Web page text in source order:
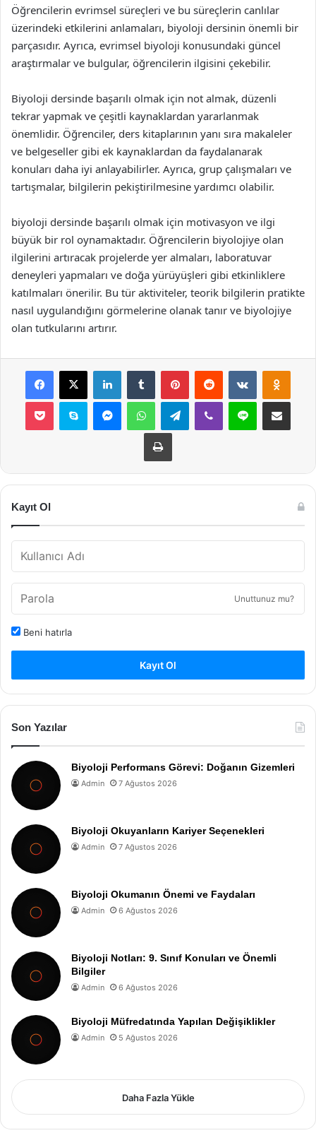
Öğrencilerin evrimsel süreçleri ve bu süreçlerin canlılar
üzerindeki etkilerini anlamaları, biyoloji dersinin önemli bir
parçasıdır. Ayrıca, evrimsel biyoloji konusundaki güncel
araştırmalar ve bulgular, öğrencilerin ilgisini çekebilir.
Biyoloji dersinde başarılı olmak için not almak, düzenli
tekrar yapmak ve çeşitli kaynaklardan yararlanmak
önemlidir. Öğrenciler, ders kitaplarının yanı sıra makaleler
ve belgeseller gibi ek kaynaklardan da faydalanarak
konuları daha iyi anlayabilirler. Ayrıca, grup çalışmaları ve
tartışmalar, bilgilerin pekiştirilmesine yardımcı olabilir.
biyoloji dersinde başarılı olmak için motivasyon ve ilgi
büyük bir rol oynamaktadır. Öğrencilerin biyolojiye olan
ilgilerini artıracak projelerde yer almaları, laboratuvar
deneyleri yapmaları ve doğa yürüyüşleri gibi etkinliklere
katılmaları önerilir. Bu tür aktiviteler, teorik bilgilerin pratikte
nasıl uygulandığını görmelerine olanak tanır ve biyolojiye
olan tutkularını artırır.
Facebook
X LinkedInTumblr PinterestReddit VKontakte
Pocket Skype MessengerWhatsAppTelegramViber Line E-Posta ile
Yazdır
Kayıt Ol
Unuttunuz mu?
Beni hatırla
Kayıt Ol
Son Yazılar
Biyoloji Performans Görevi: Doğanın Gizemleri
Admin 7 Ağustos 2026
Biyoloji Okuyanların Kariyer Seçenekleri
Admin 7 Ağustos 2026
Biyoloji Okumanın Önemi ve Faydaları
Admin 6 Ağustos 2026
Biyoloji Notları: 9. Sınıf Konuları ve Önemli
Bilgiler
Admin 6 Ağustos 2026
Biyoloji Müfredatında Yapılan Değişiklikler
Admin 5 Ağustos 2026
Daha Fazla Yükle